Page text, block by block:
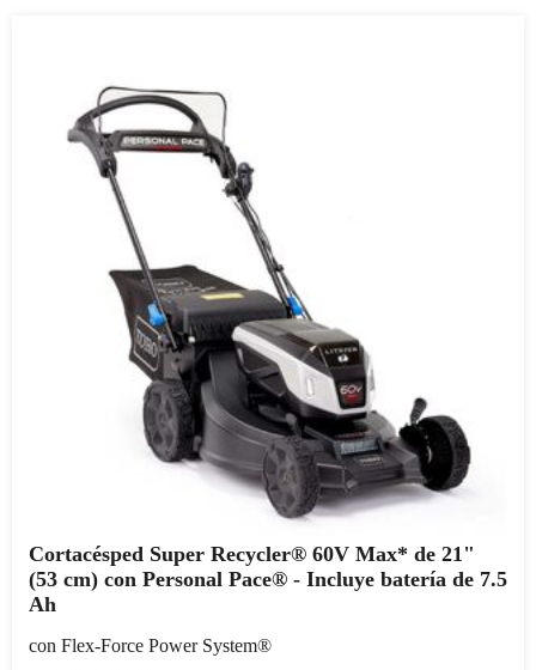
Cortacésped Super Recycler® 60V Max* de 21"
(53 cm) con Personal Pace® - Incluye batería de 7.5
Ah
con Flex-Force Power System®